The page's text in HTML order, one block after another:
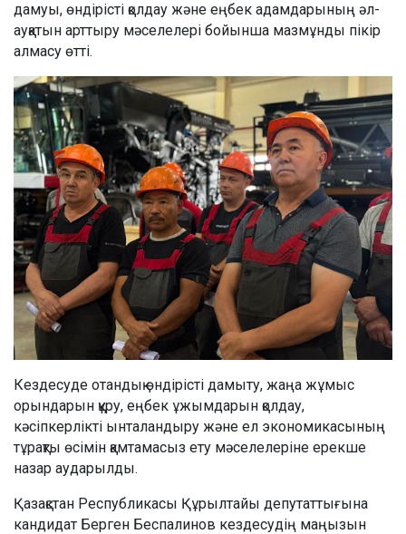
дамуы, өндірісті қолдау және еңбек адамдарының әл-
ауқатын арттыру мәселелері бойынша мазмұнды пікір
алмасу өтті.
Кездесуде отандық өндірісті дамыту, жаңа жұмыс
орындарын құру, еңбек ұжымдарын қолдау,
кәсіпкерлікті ынталандыру және ел экономикасының
тұрақты өсімін қамтамасыз ету мәселелеріне ерекше
назар аударылды.
Қазақстан Республикасы Құрылтайы депутаттығына
кандидат Берген Беспалинов кездесудің маңызын